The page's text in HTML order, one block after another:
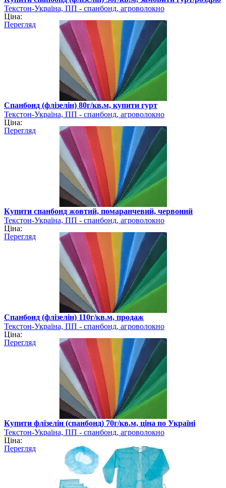
Текстон-Україна, ПП - спанбонд, агроволокно
Ціна:
Перегляд
Спанбонд (флізелін) 80г/кв.м, купити гурт
Текстон-Україна, ПП - спанбонд, агроволокно
Ціна:
Перегляд
Купити спанбонд жовтий, помаранчевий, червоний
Текстон-Україна, ПП - спанбонд, агроволокно
Ціна:
Перегляд
Спанбонд (флізелін) 110г/кв.м, продаж
Текстон-Україна, ПП - спанбонд, агроволокно
Ціна:
Перегляд
Купити флізелін (спанбонд) 70г/кв.м, ціна по Україні
Текстон-Україна, ПП - спанбонд, агроволокно
Ціна:
Перегляд